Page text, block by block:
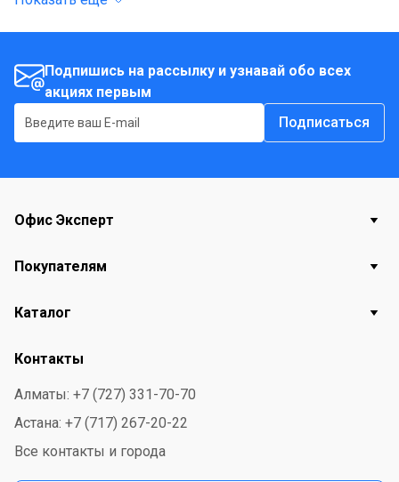
Подпишись на рассылку и узнавай обо всех
акциях первым
Подписаться
Офис Эксперт
Покупателям
Каталог
Контакты
Алматы: +7 (727) 331-70-70
Астана: +7 (717) 267-20-22
Все контакты и города